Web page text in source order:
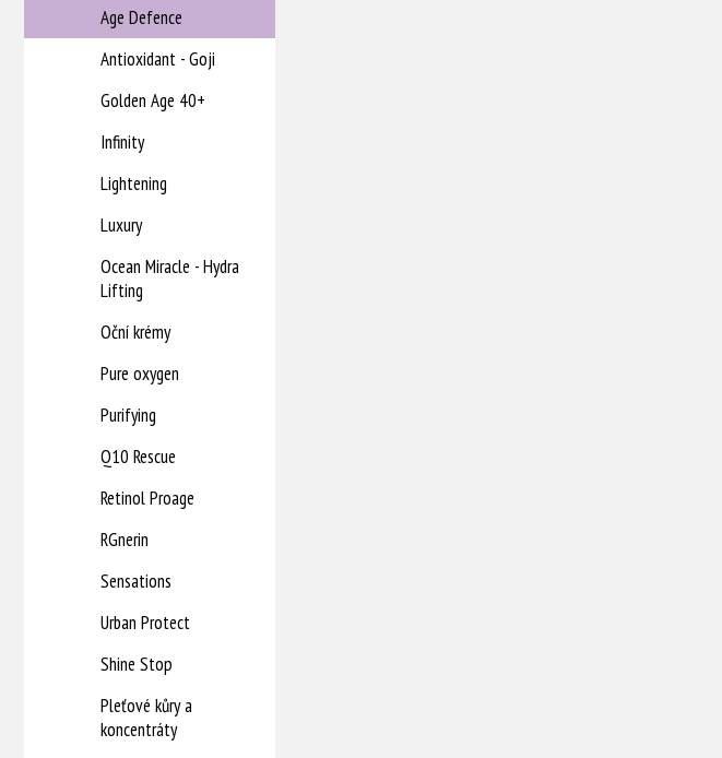
Age Defence
Antioxidant - Goji
Golden Age 40+
Infinity
Lightening
Luxury
Ocean Miracle - Hydra
Lifting
Oční krémy
Pure oxygen
Purifying
Q10 Rescue
Retinol Proage
RGnerin
Sensations
Urban Protect
Shine Stop
Pleťové kůry a
koncentráty